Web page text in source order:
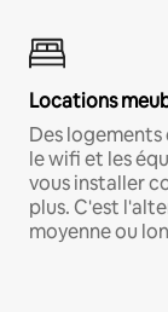
Locations
Des
le wifi et les
vous installer
plus. C'est
moyenne ou